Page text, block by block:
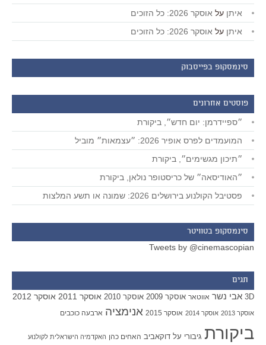
איתן על אוסקר 2026: כל הזוכים
איתן על אוסקר 2026: כל הזוכים
סינמסקופ בפייסבוק
פוסטים אחרונים
״ספיידרמן: יום חדש״, ביקורת
המועמדים לפרס אופיר 2026: ״עצמאות״ מוביל
״תיכון מגשימים״, ביקורת
״האודיסאה״ של כריסטופר נולאן, ביקורת
פסטיבל הקולנוע בירושלים 2026: שמונה או תשע המלצות
סינמסקופ בטוויטר
Tweets by @cinemascopian
תגים
3D אבי נשר אווטאר אוסקר 2009 אוסקר 2010 אוסקר 2011 אוסקר 2012
אוסקר 2013 אוסקר 2014 אוסקר 2015 אנימציה ארבעה כוכבים
ביקורת גיבורי על דוקאביב האחים כהן האקדמיה הישראלית לקולנוע